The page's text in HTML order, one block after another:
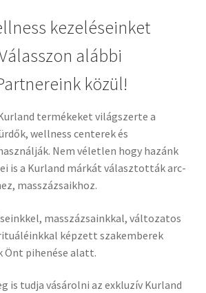
kezeléseinket
alábbi
közül!
termékeket világszerte a
wellness centerek és
Nem véletlen hogy hazánk
is a Kurland márkát választották arc-
masszázsaikhoz.
masszázsainkkal, változatos
képzett szakemberek
pihenése alatt.
is tudja vásárolni az exkluzív Kurland